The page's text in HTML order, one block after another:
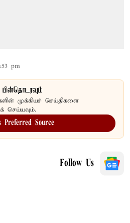
pm
பின்தொடரவும்
முக்கியச் செய்திகளை
செய்யவும்.
Preferred Source
Follow Us